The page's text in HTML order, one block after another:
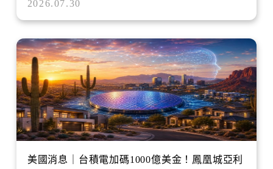
2026.07.30
美國消息｜台積電加碼1000億美金！鳳凰城亞利